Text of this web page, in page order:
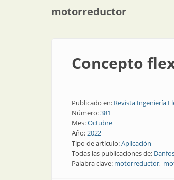
motorreductor
Concepto
Publicado en: Revista Ingeniería
Número:381
Mes:Octubre
Año:2022
Tipo de artículo:Aplicación
Todas las publicaciones de:
Palabra clave: motorreductor